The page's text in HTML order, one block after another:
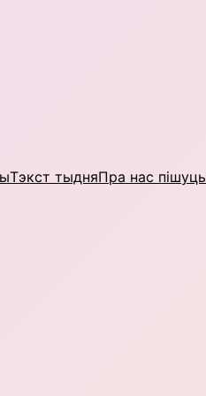
Тэкст тыдняПра нас пішуць